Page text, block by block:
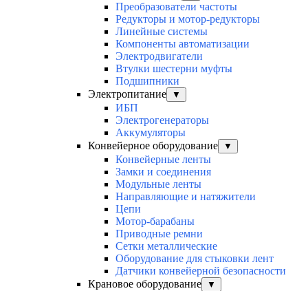
Преобразователи частоты
Редукторы и мотор-редукторы
Линейные системы
Компоненты автоматизации
Электродвигатели
Втулки шестерни муфты
Подшипники
Электропитание
▼
ИБП
Электрогенераторы
Аккумуляторы
Конвейерное оборудование
▼
Конвейерные ленты
Замки и соединения
Модульные ленты
Направляющие и натяжители
Цепи
Мотор-барабаны
Приводные ремни
Сетки металлические
Оборудование для стыковки лент
Датчики конвейерной безопасности
Крановое оборудование
▼